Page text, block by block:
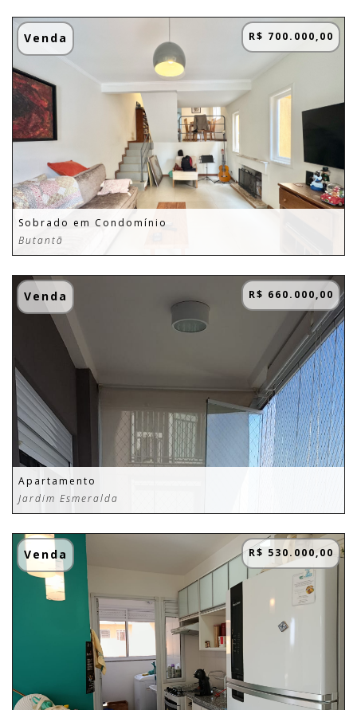
Venda R$ 700.000,00
Sobrado em Condomínio
Butantã
Venda R$ 660.000,00
Apartamento
Jardim Esmeralda
Venda R$ 530.000,00